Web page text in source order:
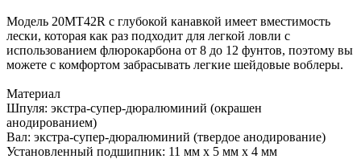
Модель 20MT42R с глубокой канавкой имеет вместимость
лески, которая как раз подходит для легкой ловли с
использованием флюрокарбона от 8 до 12 фунтов, поэтому вы
можете с комфортом забрасывать легкие шейдовые воблеры.
Материал
Шпуля: экстра-супер-дюралюминий (окрашен
анодированием)
Вал: экстра-супер-дюралюминий (твердое анодирование)
Установленный подшипник: 11 мм x 5 мм x 4 мм